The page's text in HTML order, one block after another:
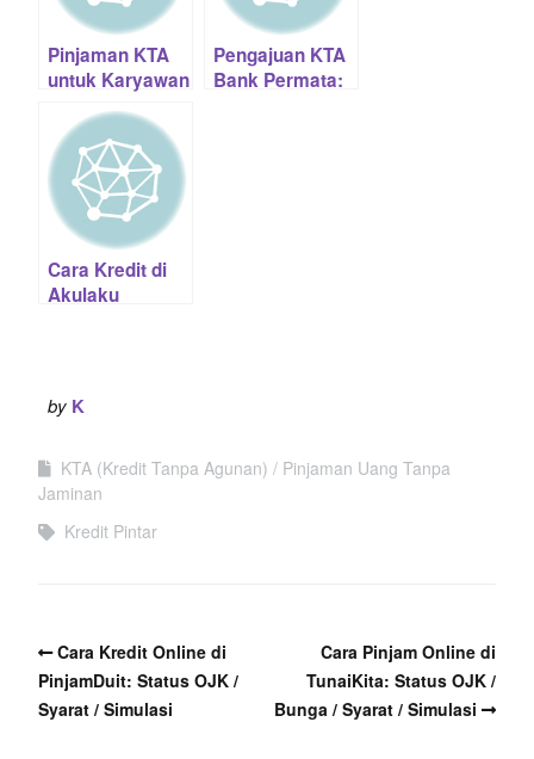
Pinjaman KTA
untuk Karyawan
Kontrak: Dana
Tunai Termurah
2023
Pengajuan KTA
Bank Permata:
Cara Kredit di
Akulaku
by K
KTA (Kredit Tanpa Agunan)
Pinjaman Uang Tanpa
Jaminan
Kredit Pintar
Cara Kredit Online di
PinjamDuit: Status OJK /
Syarat / Simulasi
Cara Pinjam Online di
TunaiKita: Status OJK /
Bunga / Syarat / Simulasi